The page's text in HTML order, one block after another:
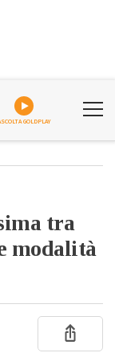
GOLDPLAY
tra
modalità